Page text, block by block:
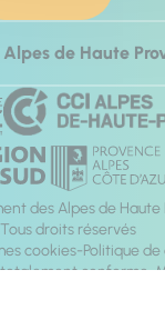
de Haute
des Alpes de
Tous droits réservés
cookies Politique
totalement conforme